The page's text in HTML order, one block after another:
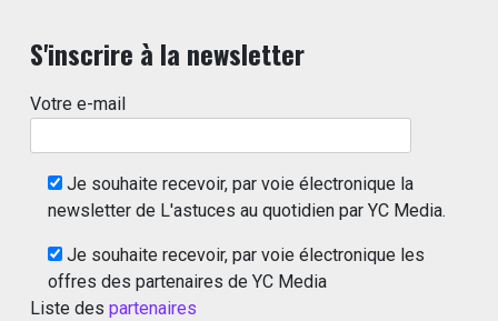
S'inscrire à la newsletter
Votre e-mail
Je souhaite recevoir, par voie électronique la
newsletter de L'astuces au quotidien par YC Media.
Je souhaite recevoir, par voie électronique les
offres des partenaires de YC Media
Liste des partenaires